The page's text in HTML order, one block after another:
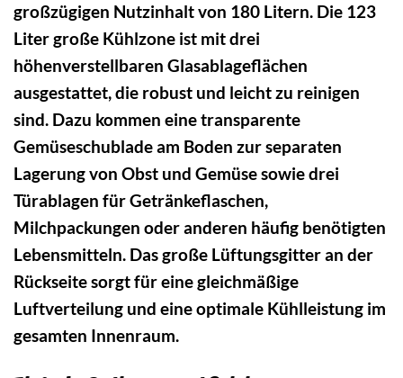
großzügigen Nutzinhalt von 180 Litern. Die 123
Liter große Kühlzone ist mit drei
höhenverstellbaren Glasablageflächen
ausgestattet, die robust und leicht zu reinigen
sind. Dazu kommen eine transparente
Gemüseschublade am Boden zur separaten
Lagerung von Obst und Gemüse sowie drei
Türablagen für Getränkeflaschen,
Milchpackungen oder anderen häufig benötigten
Lebensmitteln. Das große Lüftungsgitter an der
Rückseite sorgt für eine gleichmäßige
Luftverteilung und eine optimale Kühlleistung im
gesamten Innenraum.